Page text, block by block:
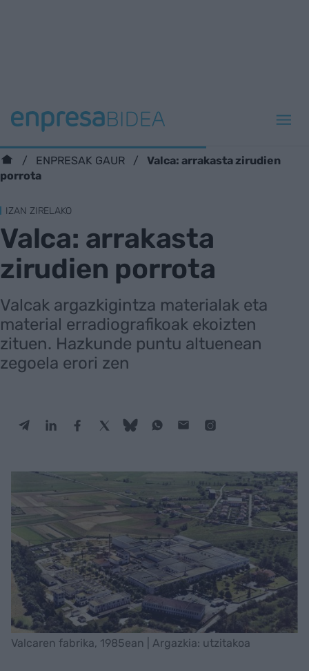
ENPRESAK GAUR
Valca: arrakasta zirudien
porrota
IZAN ZIRELAKO
Valca: arrakasta
zirudien porrota
Valcak argazkigintza materialak eta
material erradiografikoak ekoizten
zituen. Hazkunde puntu altuenean
zegoela erori zen
Valcaren fabrika, 1985ean | Argazkia: utzitakoa